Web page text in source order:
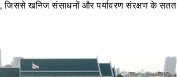
जिससे खनिज संसाधनों और पर्यावरण संरक्षण के सतत